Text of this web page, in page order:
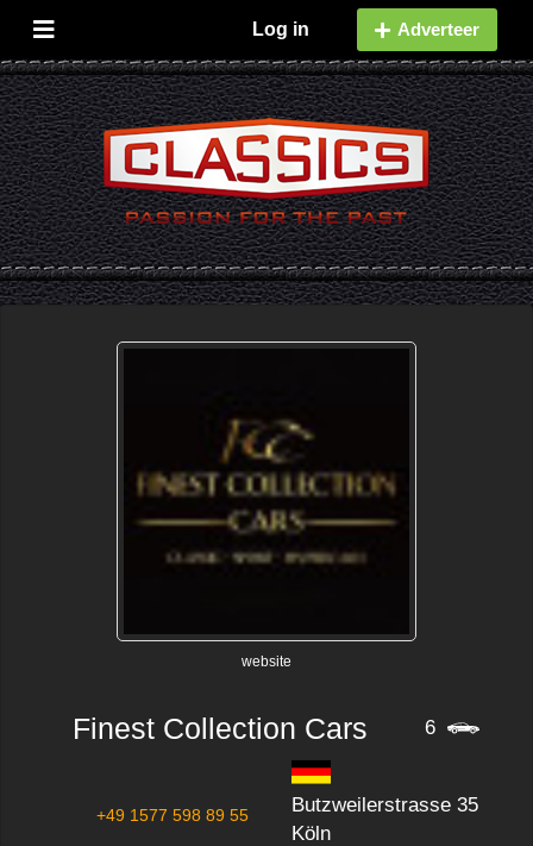
Log in Adverteer
website
Finest Collection Cars 6
+49 1577 598 89 55
Butzweilerstrasse 35
Köln